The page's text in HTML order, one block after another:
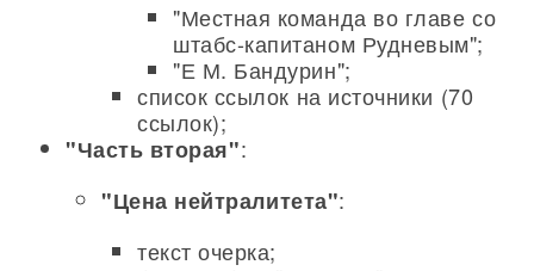
"Местная команда во главе со
штабс-капитаном Рудневым";
"Е М. Бандурин";
список ссылок на источники (70
ссылок);
"Часть вторая":
"Цена нейтралитета":
текст очерка;